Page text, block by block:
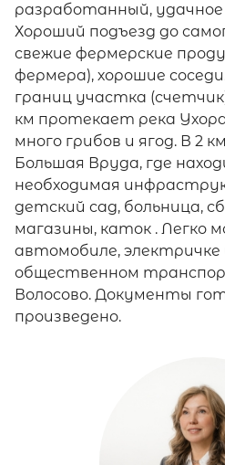
разработанный, удачное
Хороший подъезд до
свежие фермерские
фермера), хорошие
границ участка
км протекает река
много грибов и ягод. В 2
Большая Вруда, где
необходимая
детский сад, больница,
магазины, каток . Легко
автомобиле, электричке
общественном
Волосово. Документы
произведено.